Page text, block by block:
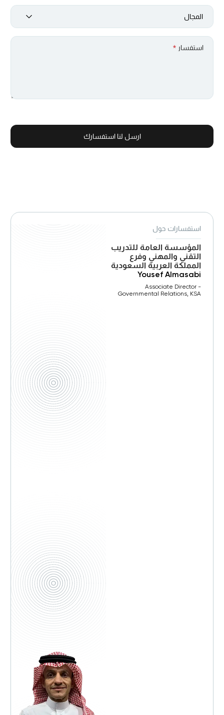
المجال
استفسار *
ارسل لنا استفسارك
استفسارات حول
المؤسسة العامة للتدريب
التقني والمهني وفرع
المملكة العربية السعودية
Yousef Almasabi
Associate Director -
Governmental Relations, KSA